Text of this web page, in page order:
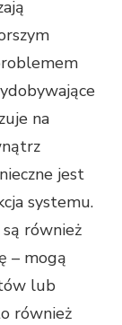
na
jest
systemu.
również
– mogą
lub
również